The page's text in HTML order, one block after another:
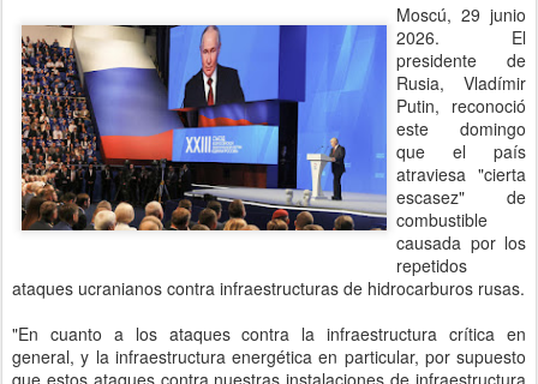
Moscú, 29 junio
2026. El
presidente de
Rusia, Vladímir
Putin, reconoció
este domingo
que el país
atraviesa "cierta
escasez" de
combustible
causada por los
repetidos
ataques ucranianos contra infraestructuras de hidrocarburos rusas.
"En cuanto a los ataques contra la infraestructura crítica en
general, y la infraestructura energética en particular, por supuesto
que estos ataques contra nuestras instalaciones de infraestructura